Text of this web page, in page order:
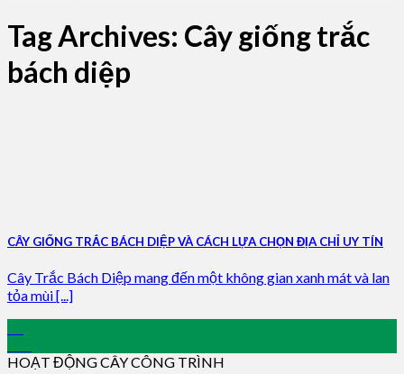
Tag Archives: Cây giống trắc
bách diệp
CÂY GIỐNG TRẮC BÁCH DIỆP VÀ CÁCH LỰA CHỌN ĐỊA CHỈ UY TÍN
Cây Trắc Bách Diệp mang đến một không gian xanh mát và lan
tỏa mùi [...]
HOẠT ĐỘNG CÂY CÔNG TRÌNH